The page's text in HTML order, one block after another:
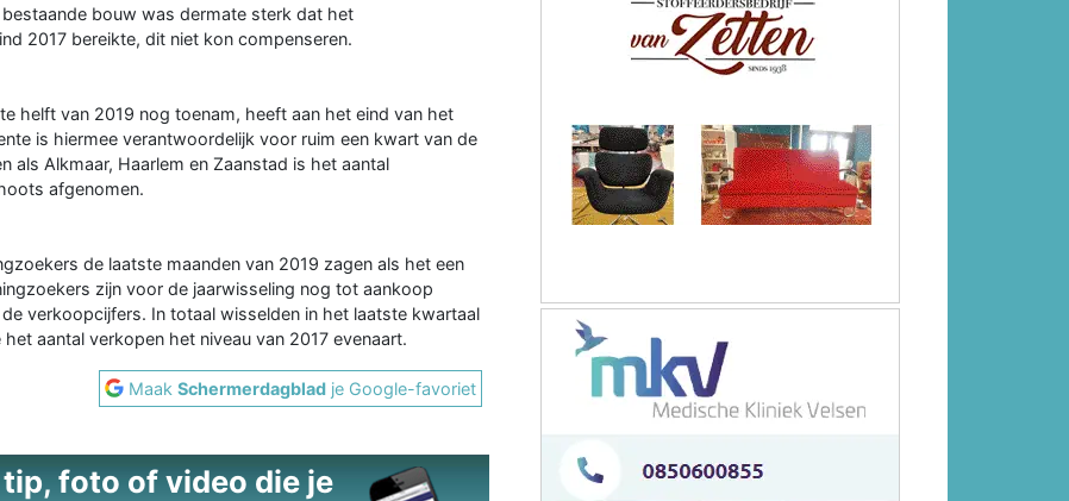
bouw was dermate sterk dat het
2017 bereikte, dit niet kon compenseren.
helft van 2019 nog toenam, heeft aan het eind van het
is hiermee verantwoordelijk voor ruim een kwart van de
als Alkmaar, Haarlem en Zaanstad is het aantal
afgenomen.
de laatste maanden van 2019 zagen als het een
zijn voor de jaarwisseling nog tot aankoop
verkoopcijfers. In totaal wisselden in het laatste kwartaal
aantal verkopen het niveau van 2017 evenaart.
MaakSchermerdagblad je Google-favoriet
foto of video die je